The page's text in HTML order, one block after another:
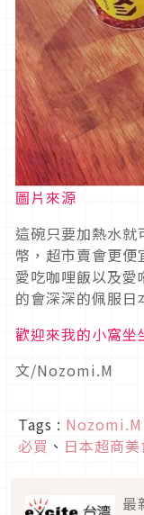
圖片來源
這碗只要加熱水
幣，超市賣會更便
愛吃咖哩飯以及
的會深深的佩服日
歡迎來我的小窩坐
文/Nozomi.M
Tags : Nozomi.M
必買 、 日本超商美
最